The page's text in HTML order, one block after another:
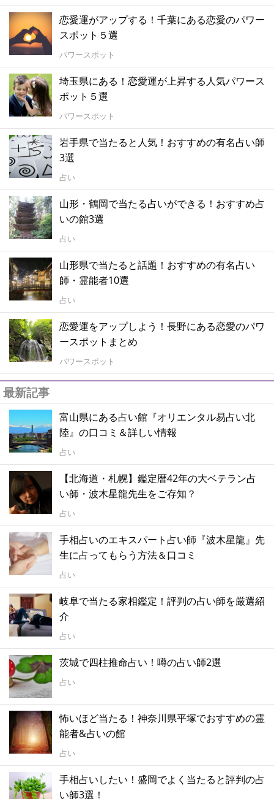
恋愛運がアップする！千葉にある恋愛のパワー
スポット５選
パワースポット
埼玉県にある！恋愛運が上昇する人気パワース
ポット５選
パワースポット
岩手県で当たると人気！おすすめの有名占い師
3選
占い
山形・鶴岡で当たる占いができる！おすすめ占
いの館3選
占い
山形県で当たると話題！おすすめの有名占い
師・霊能者10選
占い
恋愛運をアップしよう！長野にある恋愛のパワ
ースポットまとめ
パワースポット
最新記事
富山県にある占い館『オリエンタル易占い北
陸』の口コミ＆詳しい情報
占い
【北海道・札幌】鑑定暦42年の大ベテラン占
い師・波木星龍先生をご存知？
占い
手相占いのエキスパート占い師『波木星龍』先
生に占ってもらう方法＆口コミ
占い
岐阜で当たる家相鑑定！評判の占い師を厳選紹
介
占い
茨城で四柱推命占い！噂の占い師2選
占い
怖いほど当たる！神奈川県平塚でおすすめの霊
能者&占いの館
占い
手相占いしたい！盛岡でよく当たると評判の占
い師3選！